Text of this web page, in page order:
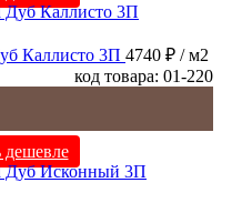
Каллисто 3П 4740 ₽ / м2
код товара: 01-220
дешевле